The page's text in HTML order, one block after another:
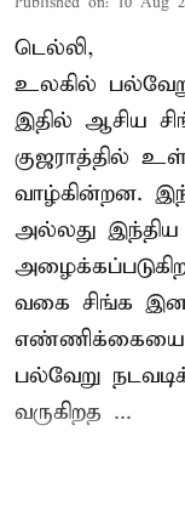
டெல்லி,
உலகில்
இதில் ஆசிய
குஜராத்தில்
வாழ்கின்றன.
அல்லது இந்திய
வகை சிங்க
எண்ணிக்கையை
பல்வேறு
வருகிறத ...